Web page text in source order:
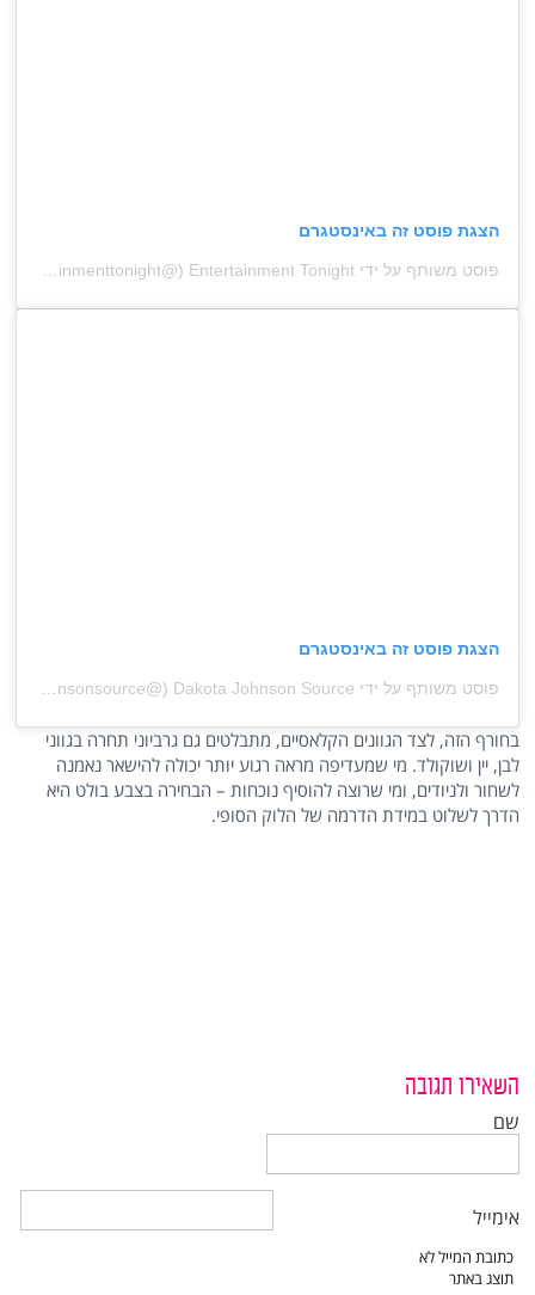
הצגת פוסט זה באינסטגרם
פוסט משותף על ידי ‏‎Entertainment Tonight‎‏ (@‏‎entertainmenttonight‎‏)
הצגת פוסט זה באינסטגרם
פוסט משותף על ידי ‏‎Dakota Johnson Source‎‏ (@‏‎johnsonsource‎‏)
בחורף הזה, לצד הגוונים הקלאסיים, מתבלטים גם גרביוני תחרה בגווני
לבן, יין ושוקולד. מי שמעדיפה מראה רגוע יותר יכולה להישאר נאמנה
לשחור ולניודים, ומי שרוצה להוסיף נוכחות – הבחירה בצבע בולט היא
הדרך לשלוט במידת הדרמה של הלוק הסופי.
השאירו תגובה
שם
אימייל